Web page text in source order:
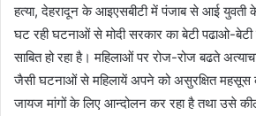
हत्या, देहरादून के आइएसबीटी में पंजाब से आई युवती
घट रही घटनाओं से मोदी सरकार का बेटी पढाओ-
साबित हो रहा है। महिलाओं पर रोज-रोज बढते
जैसी घटनाओं से महिलायें अपने को असुरक्षित महसूस
जायज मांगों के लिए आन्दोलन कर रहा है तथा उसे